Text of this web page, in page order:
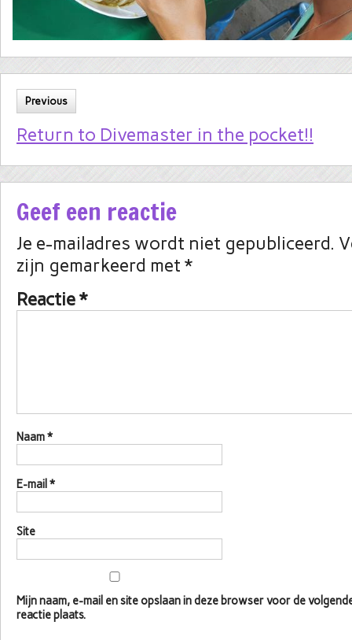
Previous
Return to Divemaster in the pocket!!
Geef een reactie
Je e-mailadres wordt niet gepubliceerd.
zijn gemarkeerd met *
Reactie*
Naam*
E-mail *
Site
Mijn naam, e-mail en site opslaan in deze browser voor de
reactie plaats.